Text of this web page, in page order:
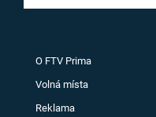
O FTV Prima
Volná místa
Reklama